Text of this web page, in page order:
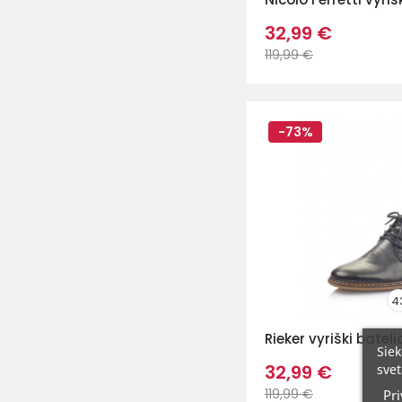
32,99 €
119,99 €
-73%
Rieker vyriški bateliai
32,99 €
119,99 €